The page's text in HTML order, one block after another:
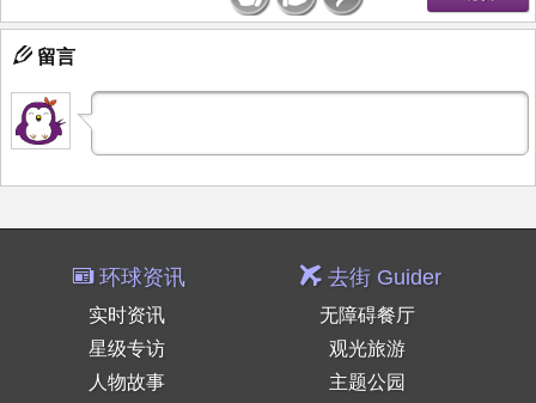
留言
环球资讯
实时资讯
星级专访
人物故事
去街 Guider
无障碍餐厅
观光旅游
主题公园